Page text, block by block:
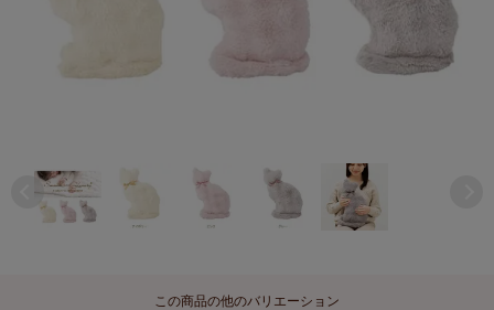
この商品の他のバリエーション